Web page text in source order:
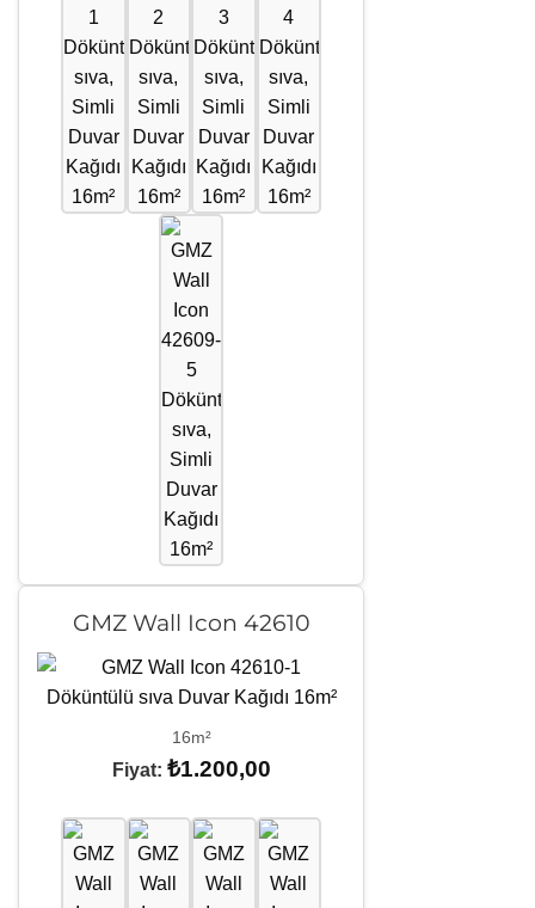
GMZ Wall Icon 42610
16m²
Fiyat: ₺1.200,00